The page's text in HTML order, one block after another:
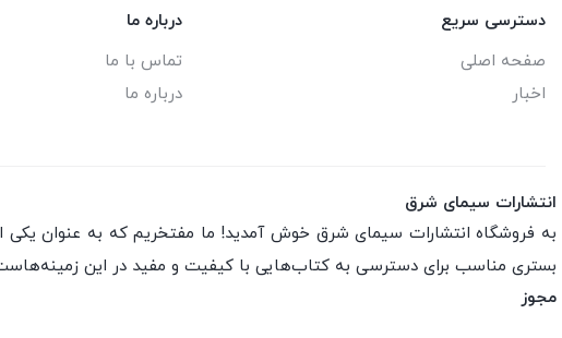
دسترسی سریع
صفحه اصلی
اخبار
درباره ما
تماس با ما
درباره ما
انتشارات سیمای شرق
به فروشگاه انتشارات سیمای شرق خوش آمدید! ما مفتخریم که به عنوان یکی
بستری مناسب برای دسترسی به کتاب‌هایی با کیفیت و مفید در این
مجوز